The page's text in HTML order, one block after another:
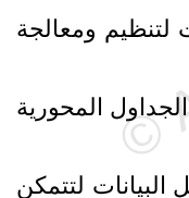
ومعالجة
المحورية
لتتمكن